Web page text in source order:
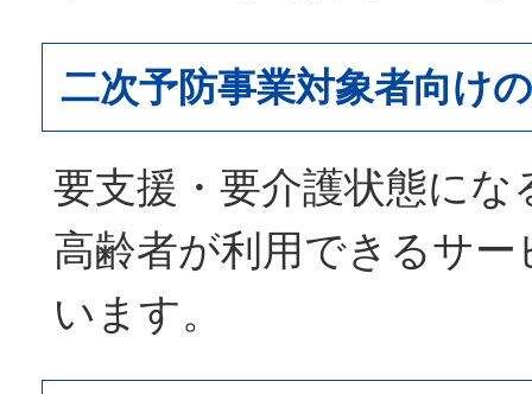
二次予防事業対象者向け
要支援・要介護状態にな
高齢者が利用できるサ
います。